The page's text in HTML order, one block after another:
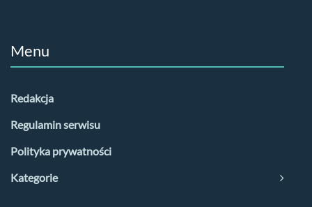
Menu
Redakcja
Regulamin serwisu
Polityka prywatności
Kategorie